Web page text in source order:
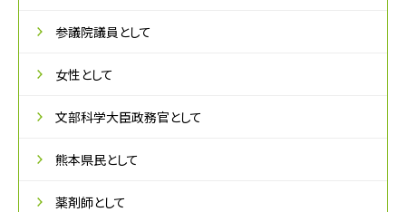
参議院議員として
女性として
文部科学大臣政務官として
熊本県民として
薬剤師として